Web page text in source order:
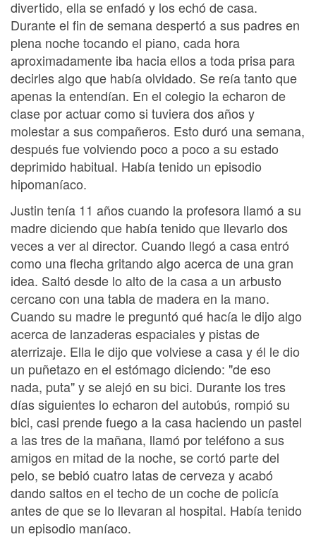
divertido, ella se enfadó y los echó de casa.
Durante el fin de semana despertó a sus padres en
plena noche tocando el piano, cada hora
aproximadamente iba hacia ellos a toda prisa para
decirles algo que había olvidado. Se reía tanto que
apenas la entendían. En el colegio la echaron de
clase por actuar como si tuviera dos años y
molestar a sus compañeros. Esto duró una semana,
después fue volviendo poco a poco a su estado
deprimido habitual. Había tenido un episodio
hipomaníaco.
Justin tenía 11 años cuando la profesora llamó a su
madre diciendo que había tenido que llevarlo dos
veces a ver al director. Cuando llegó a casa entró
como una flecha gritando algo acerca de una gran
idea. Saltó desde lo alto de la casa a un arbusto
cercano con una tabla de madera en la mano.
Cuando su madre le preguntó qué hacía le dijo algo
acerca de lanzaderas espaciales y pistas de
aterrizaje. Ella le dijo que volviese a casa y él le dio
un puñetazo en el estómago diciendo: "de eso
nada, puta" y se alejó en su bici. Durante los tres
días siguientes lo echaron del autobús, rompió su
bici, casi prende fuego a la casa haciendo un pastel
a las tres de la mañana, llamó por teléfono a sus
amigos en mitad de la noche, se cortó parte del
pelo, se bebió cuatro latas de cerveza y acabó
dando saltos en el techo de un coche de policía
antes de que se lo llevaran al hospital. Había tenido
un episodio maníaco.